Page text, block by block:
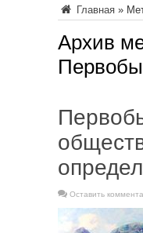
Главная »
Архив
Оставить